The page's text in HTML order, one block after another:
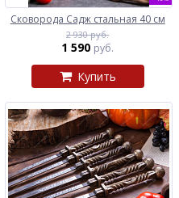
Сковорода Садж стальная 40 см
2 930 руб.
1 590 руб.
Купить